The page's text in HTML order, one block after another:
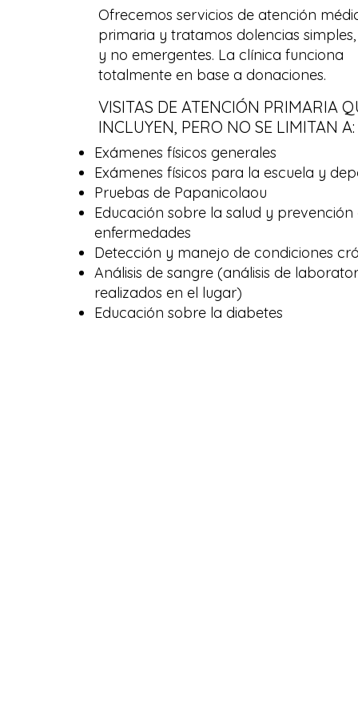
Ofrecemos servicios de atención
primaria y tratamos dolencias
y no emergentes. La clínica funciona
totalmente en base a donaciones.
VISITAS DE ATENCIÓN PRIMARIA
INCLUYEN, PERO NO SE LIMITAN A:
Exámenes físicos generales
Exámenes físicos para la escuela y
Pruebas de Papanicolaou
Educación sobre la salud y prevención
enfermedades
Detección y manejo de condiciones
Análisis de sangre (análisis de
realizados en el lugar)
Educación sobre la diabetes